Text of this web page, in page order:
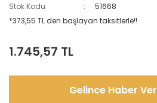
Stok Kodu
51668
*373,55 TL den başlayan taksitlerle!!
1.745,57 TL
Gelince Haber Ver